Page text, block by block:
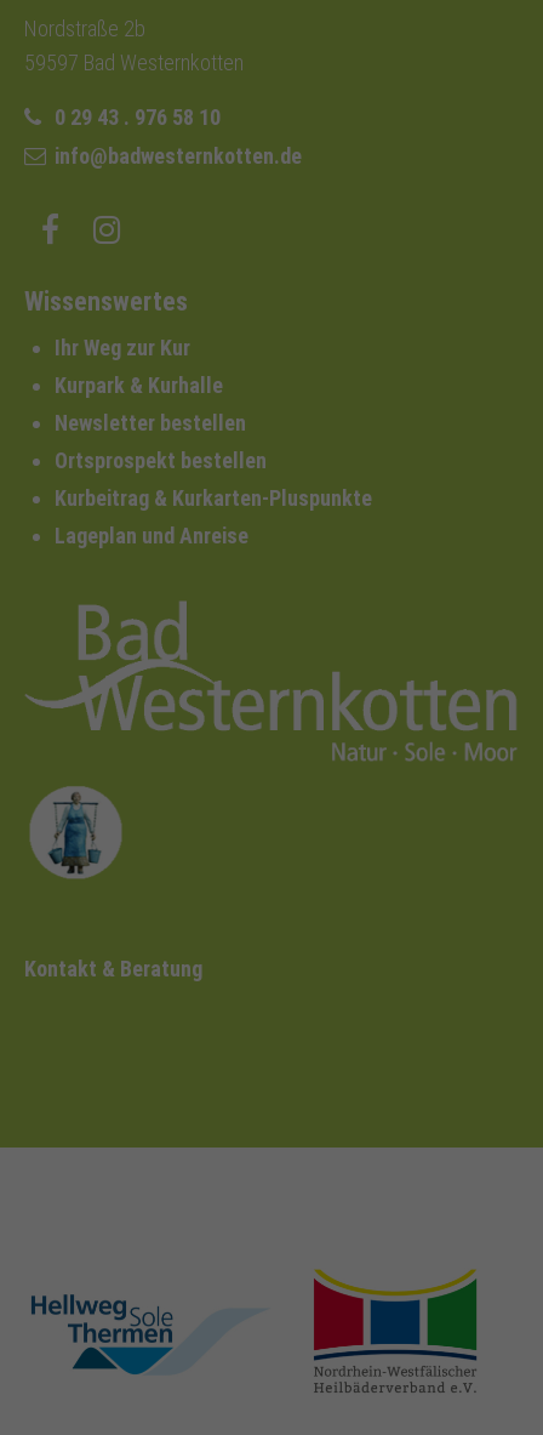
Nordstraße 2b
59597 Bad Westernkotten
0 29 43 . 976 58 10
info@badwesternkotten.de
Wissenswertes
Ihr Weg zur Kur
Kurpark & Kurhalle
Newsletter bestellen
Ortsprospekt bestellen
Kurbeitrag & Kurkarten-Pluspunkte
Lageplan und Anreise
Kontakt & Beratung
hellweg-sole-
thermen.de
heilbaeder.de